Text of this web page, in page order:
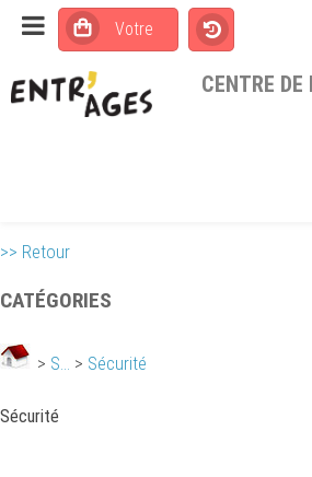
CENTRE
>> Retour
CATÉGORIES
> S... > Sécurité
Sécurité